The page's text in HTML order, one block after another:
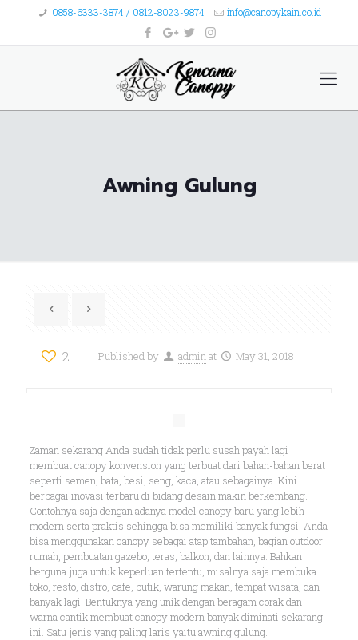
0858-6333-3874 / 0812-8023-9874 info@canopykain.co.id
Awning Gulung
2 Published by adminat May 31, 2018
Zaman sekarang Anda sudah tidak perlu susah payah lagi
membuat canopy konvension yang terbuat dari bahan-bahan berat
seperti semen, bata, besi, seng, kaca, atau sebagainya. Kini
berbagai inovasi terbaru di bidang desain makin berkembang.
Contohnya saja dengan adanya model canopy baru yang lebih
modern serta praktis sehingga bisa memiliki banyak fungsi. Anda
bisa menggunakan canopy sebagai atap tambahan, bagian outdoor
rumah, pembuatan gazebo, teras, balkon, dan lainnya. Bahkan
berguna juga untuk keperluan tertentu, misalnya saja membuka
toko, resto, distro, cafe, butik, warung makan, tempat wisata, dan
banyak lagi. Bentuknya yang unik dengan beragam corak dan
warna cantik membuat canopy modern banyak diminati sekarang
ini. Satu jenis yang paling laris yaitu awning gulung.